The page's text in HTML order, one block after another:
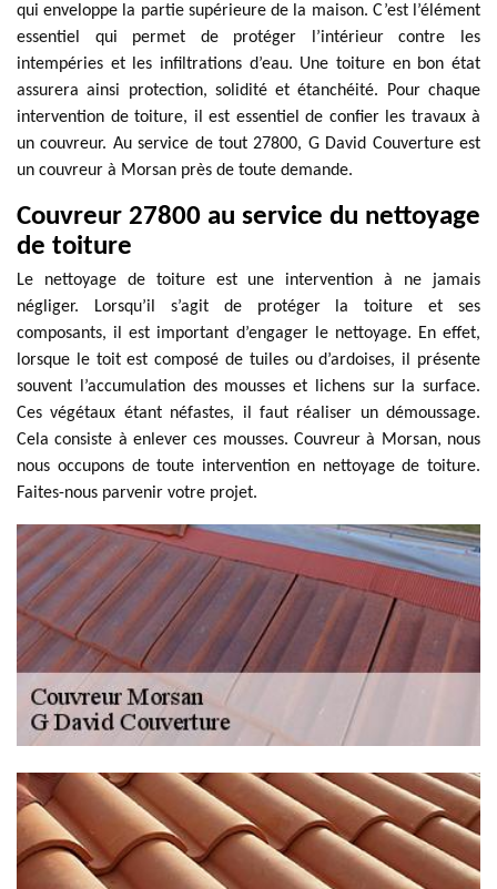
qui enveloppe la partie supérieure de la maison. C’est l’élément
essentiel qui permet de protéger l’intérieur contre les
intempéries et les infiltrations d’eau. Une toiture en bon état
assurera ainsi protection, solidité et étanchéité. Pour chaque
intervention de toiture, il est essentiel de confier les travaux à
un couvreur. Au service de tout 27800, G David Couverture est
un couvreur à Morsan près de toute demande.
Couvreur 27800 au service du nettoyage
de toiture
Le nettoyage de toiture est une intervention à ne jamais
négliger. Lorsqu’il s’agit de protéger la toiture et ses
composants, il est important d’engager le nettoyage. En effet,
lorsque le toit est composé de tuiles ou d’ardoises, il présente
souvent l’accumulation des mousses et lichens sur la surface.
Ces végétaux étant néfastes, il faut réaliser un démoussage.
Cela consiste à enlever ces mousses. Couvreur à Morsan, nous
nous occupons de toute intervention en nettoyage de toiture.
Faites-nous parvenir votre projet.